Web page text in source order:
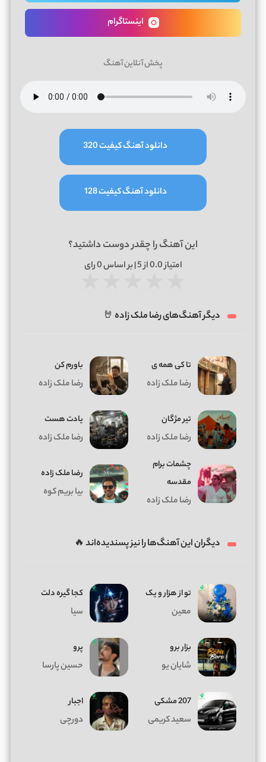
اینستاگرام
پخش آنلاین آهنگ
دانلود آهنگ کیفیت 320
دانلود آهنگ کیفیت 128
این آهنگ را چقدر دوست داشتید؟
امتیاز0.0از 5 | بر اساس 0رای
دیگر آهنگ‌های رضا ملک زاده 🤘
تا کی همه ی
رضا ملک زاده
باورم کن
رضا ملک زاده
تیر مژگان
رضا ملک زاده
یادت هست
رضا ملک زاده
چشمات برام
مقدسه
رضا ملک زاده
رضا ملک زاده
بیا بریم کوه
دیگران این آهنگ‌ها را نیز پسندیده‌اند 🔥
تو از هزار و یک
معین
کجا گیره دلت
سیا
بزار برو
شایان یو
پرو
حسین پارسا
207 مشکی
سعید کریمی
اجبار
دورچی